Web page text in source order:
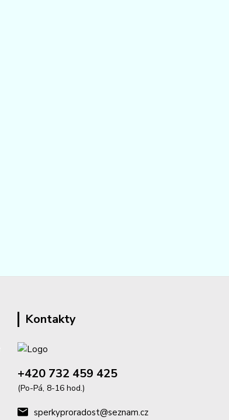
Kontakty
+420 732 459 425
(Po-Pá, 8-16 hod.)
sperkyproradost@seznam.cz